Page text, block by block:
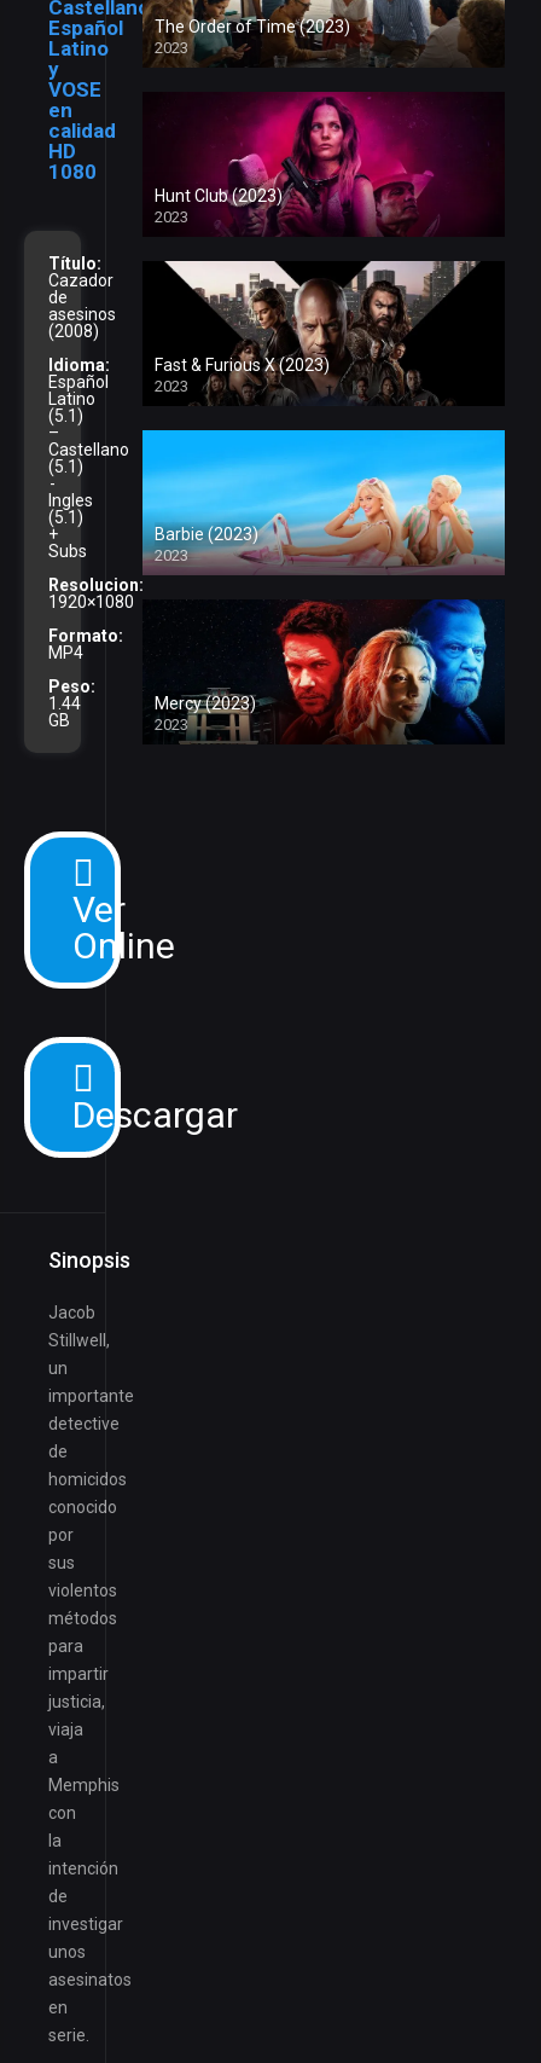
Castellano,
Español
Latino
y
VOSE
en
calidad
HD
1080
Título:
Cazador
de
asesinos
(2008)
Idioma:
Español
Latino
(5.1)
–
Castellano
(5.1)
-
Ingles
(5.1)
+
Subs
Resolucion:
1920×1080
Formato:
MP4
Peso:
1.44
GB
Ver
Online
Descargar
Sinopsis
Jacob
Stillwell,
un
importante
detective
de
homicidos
conocido
por
sus
violentos
métodos
para
impartir
justicia,
viaja
a
Memphis
con
la
intención
de
investigar
unos
asesinatos
en
serie.
The Order of Time (2023)
2023
Hunt Club (2023)
2023
Fast & Furious X (2023)
2023
Barbie (2023)
2023
Mercy (2023)
2023